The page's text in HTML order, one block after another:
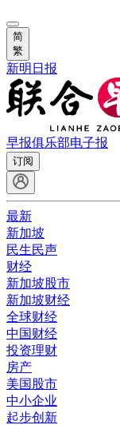
简
繁
新明日报
早报俱乐部电子报
订阅
最新
新加坡
民生民声
财经
新加坡股市
新加坡财经
全球财经
中国财经
投资理财
房产
美国股市
中小企业
起步创新